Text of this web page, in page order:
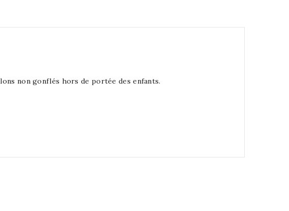
non gonflés hors de portée des enfants.